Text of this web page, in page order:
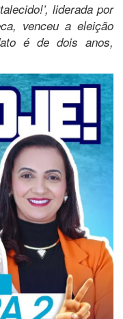
liderada por
venceu a eleição
é de dois anos,